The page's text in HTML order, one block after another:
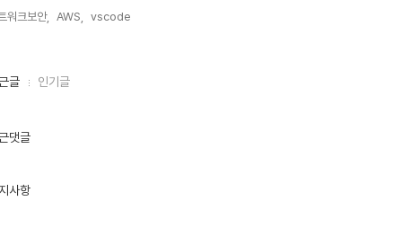
워크보안,
AWS, vscode,
글 인기글
댓글
사항